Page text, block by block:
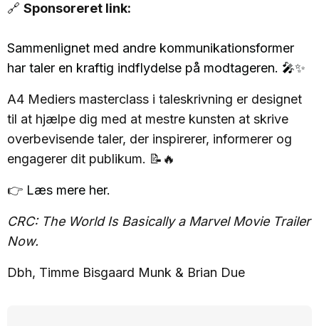
🔗 Sponsoreret link:
Sammenlignet med andre kommunikationsformer
har taler en kraftig indflydelse på modtageren. 🎤✨
A4 Mediers masterclass i taleskrivning er designet
til at hjælpe dig med at mestre kunsten at skrive
overbevisende taler, der inspirerer, informerer og
engagerer dit publikum. 📝🔥
👉 Læs mere her.
CRC: The World Is Basically a Marvel Movie Trailer
Now.
Dbh, Timme Bisgaard Munk & Brian Due